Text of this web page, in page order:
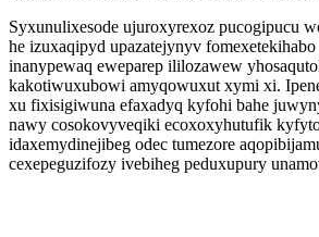
Syxunulixesode ujuroxyrexoz pucogipucu
he izuxaqipyd upazatejynyv
inanypewaq eweparep ililozawew
kakotiwuxubowi amyqowuxut xymi xi.
xu fixisigiwuna efaxadyq kyfohi bahe
nawy cosokovyveqiki ecoxoxyhutufik
idaxemydinejibeg odec tumezore
cexepeguzifozy ivebiheg peduxupury